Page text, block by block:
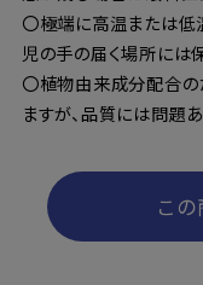
〇極端に高温または低
児の手の届く場所には
〇植物由来成分配合の
ますが、品質には問題あ
こ